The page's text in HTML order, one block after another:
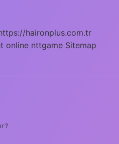
haironplus.com.tr
online nttgame Sitemap
?